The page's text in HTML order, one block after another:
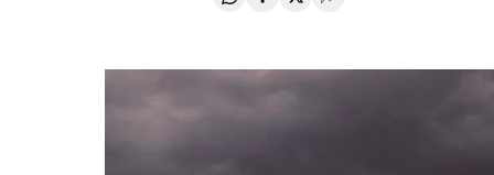
Compartir en Whatsapp
Compartir en Facebook
Compartir en Twitter
Desplegar Redes